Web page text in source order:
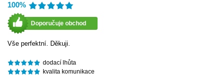
100%
Doporučuje obchod
Vše perfektní. Děkuji.
dodací lhůta
kvalita komunikace